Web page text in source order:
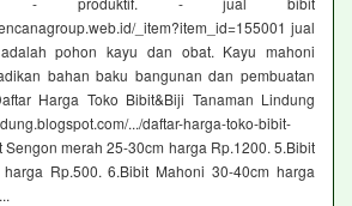
_item?item_id=155001 jual
pohon kayu dan obat. Kayu mahoni
bahan baku bangunan dan pembuatan
Harga Toko Bibit&Biji Tanaman Lindung
.../daftar-harga-toko-bibit-
Sengon merah 25-30cm harga Rp.1200. 5.Bibit
Rp.500. 6.Bibit Mahoni 30-40cm harga